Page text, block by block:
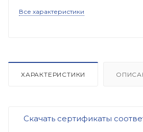
Все характеристики
ХАРАКТЕРИСТИКИ
Скачать сертификаты